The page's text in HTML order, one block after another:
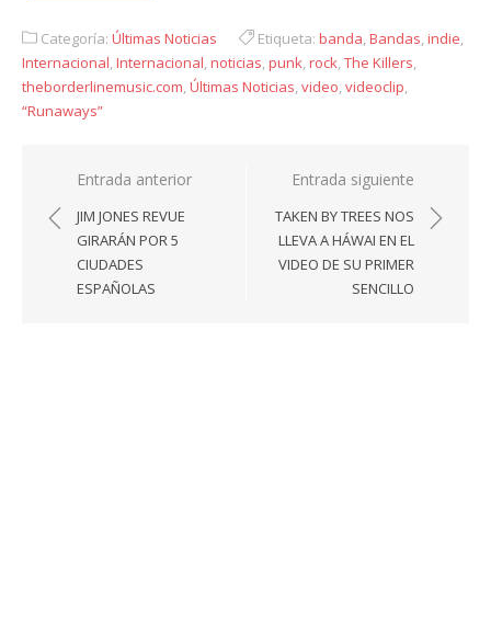
Categoría: Últimas Noticias Etiqueta: banda,Bandas,indie,
Internacional,Internacional,noticias,punk,rock,The Killers,
theborderlinemusic.com,Últimas Noticias,video,videoclip,
“Runaways”
Navegación
de
entradas
Entrada anterior
JIM JONES REVUE
GIRARÁN POR 5
CIUDADES
ESPAÑOLAS
Entrada siguiente
TAKEN BY TREES NOS
LLEVA A HÁWAI EN EL
VIDEO DE SU PRIMER
SENCILLO